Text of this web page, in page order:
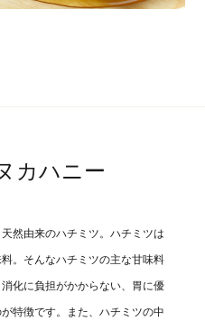
カハニー
然由来のハチミツ。ハチミツは
。そんなハチミツの主な甘味料
化に負担がかからない、胃に優
特徴です。また、ハチミツの中